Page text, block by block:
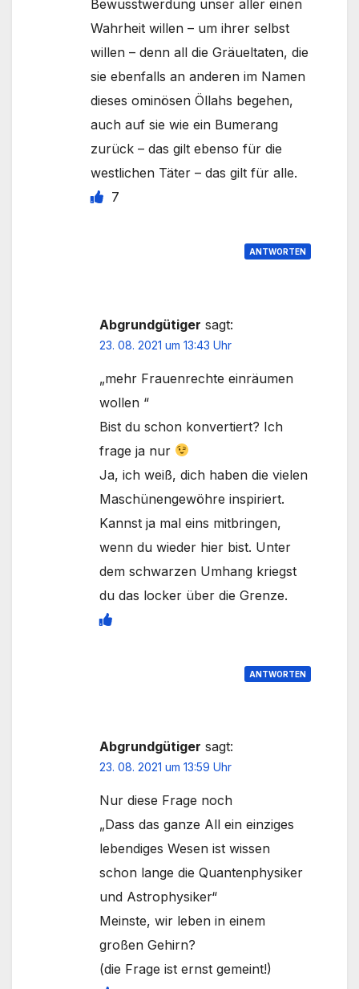
Bewusstwerdung unser aller einen
Wahrheit willen – um ihrer selbst
willen – denn all die Gräueltaten, die
sie ebenfalls an anderen im Namen
dieses ominösen Öllahs begehen,
auch auf sie wie ein Bumerang
zurück – das gilt ebenso für die
westlichen Täter – das gilt für alle.
7
ANTWORTEN
Abgrundgütiger sagt:
23. 08. 2021 um 13:43 Uhr
„mehr Frauenrechte einräumen
wollen “
Bist du schon konvertiert? Ich
frage ja nur
Ja, ich weiß, dich haben die vielen
Maschünengewöhre inspiriert.
Kannst ja mal eins mitbringen,
wenn du wieder hier bist. Unter
dem schwarzen Umhang kriegst
du das locker über die Grenze.
ANTWORTEN
Abgrundgütiger sagt:
23. 08. 2021 um 13:59 Uhr
Nur diese Frage noch
„Dass das ganze All ein einziges
lebendiges Wesen ist wissen
schon lange die Quantenphysiker
und Astrophysiker“
Meinste, wir leben in einem
großen Gehirn?
(die Frage ist ernst gemeint!)